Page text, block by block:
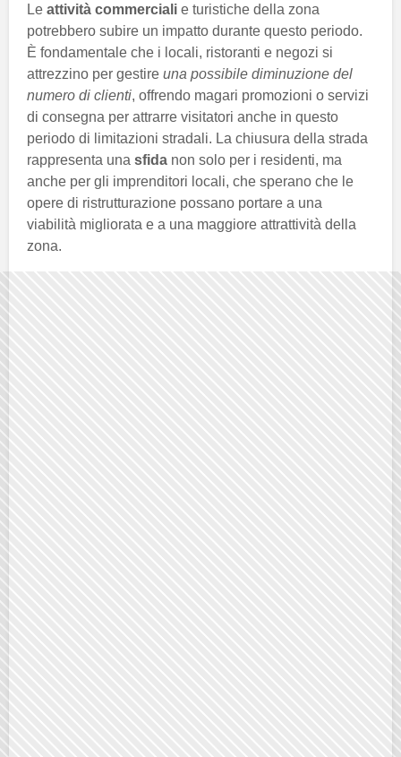
Le attività commerciali e turistiche della zona
potrebbero subire un impatto durante questo periodo.
È fondamentale che i locali, ristoranti e negozi si
attrezzino per gestire una possibile diminuzione del
numero di clienti, offrendo magari promozioni o servizi
di consegna per attrarre visitatori anche in questo
periodo di limitazioni stradali. La chiusura della strada
rappresenta una sfida non solo per i residenti, ma
anche per gli imprenditori locali, che sperano che le
opere di ristrutturazione possano portare a una
viabilità migliorata e a una maggiore attrattività della
zona.